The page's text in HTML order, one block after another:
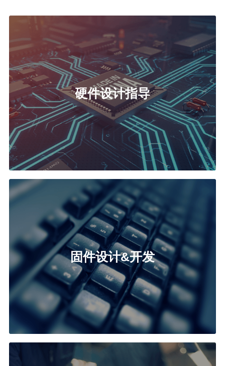
硬件设计指导
固件设计&开发